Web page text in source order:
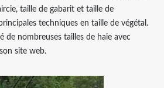
taille de gabarit et taille de
techniques en taille de végétal.
de nombreuses tailles de haie avec
site web.